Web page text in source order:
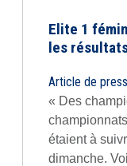
Elite 1
les
Article de
« Des
étaient à
dimanche.